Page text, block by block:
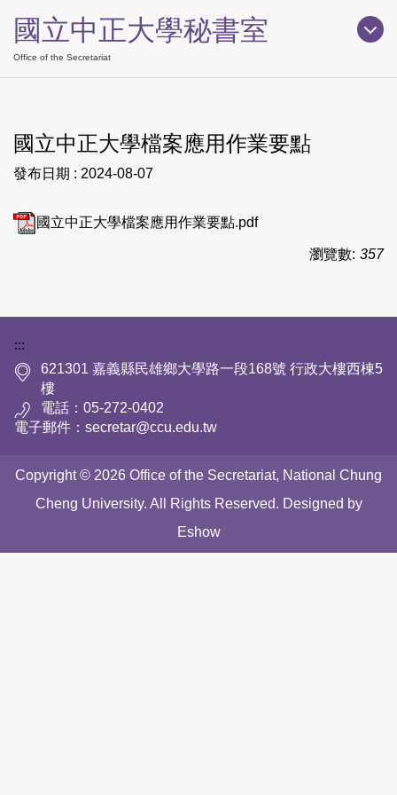
到
主
要
區
國立中正大學秘書室
Office of the Secretariat
國立中正大學檔案應用作業要點
發布日期 : 2024-08-07
國立中正大學檔案應用作業要點.pdf
瀏覽數: 357
:::
621301 嘉義縣民雄鄉大學路一段168號 行政大樓西棟5
樓
電話：05-272-0402
電子郵件：secretar@ccu.edu.tw
Copyright © 2026 Office of the Secretariat, National Chung
Cheng University. All Rights Reserved. Designed by
Eshow